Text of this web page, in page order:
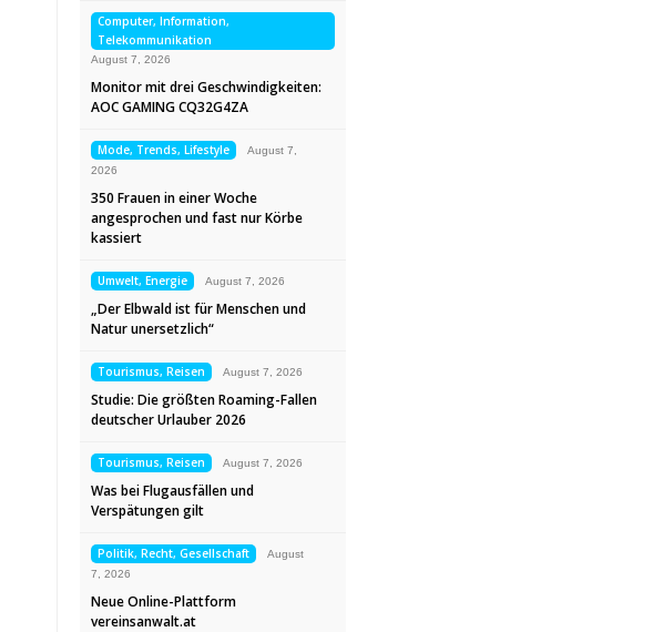
Computer, Information,
Telekommunikation
August 7, 2026
Monitor mit drei Geschwindigkeiten:
AOC GAMING CQ32G4ZA
Mode, Trends, Lifestyle
August 7,
2026
350 Frauen in einer Woche
angesprochen und fast nur Körbe
kassiert
Umwelt, Energie August 7, 2026
„Der Elbwald ist für Menschen und
Natur unersetzlich“
Tourismus, Reisen August 7, 2026
Studie: Die größten Roaming-Fallen
deutscher Urlauber 2026
Tourismus, Reisen August 7, 2026
Was bei Flugausfällen und
Verspätungen gilt
Politik, Recht, Gesellschaft
August
7, 2026
Neue Online-Plattform
vereinsanwalt.at